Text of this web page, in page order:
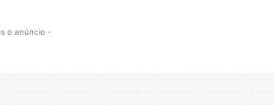
o anúncio -